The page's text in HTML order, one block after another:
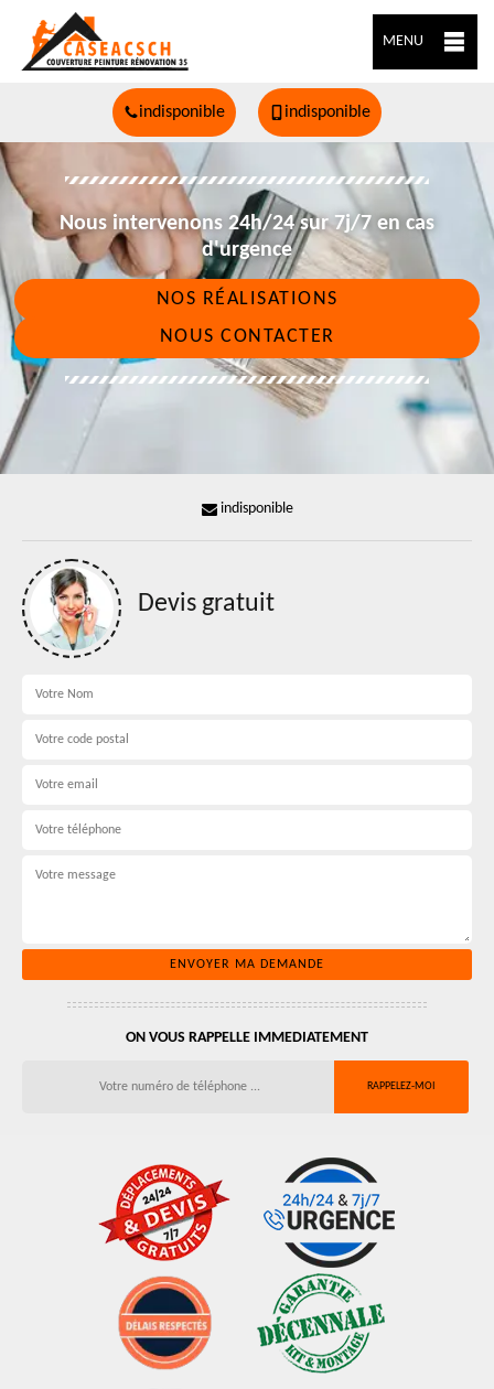
MENU
indisponible indisponible
Nous intervenons 24h/24 sur 7j/7 en cas
d'urgence
NOS RÉALISATIONS
NOUS CONTACTER
indisponible
Devis gratuit
ON VOUS RAPPELLE IMMEDIATEMENT